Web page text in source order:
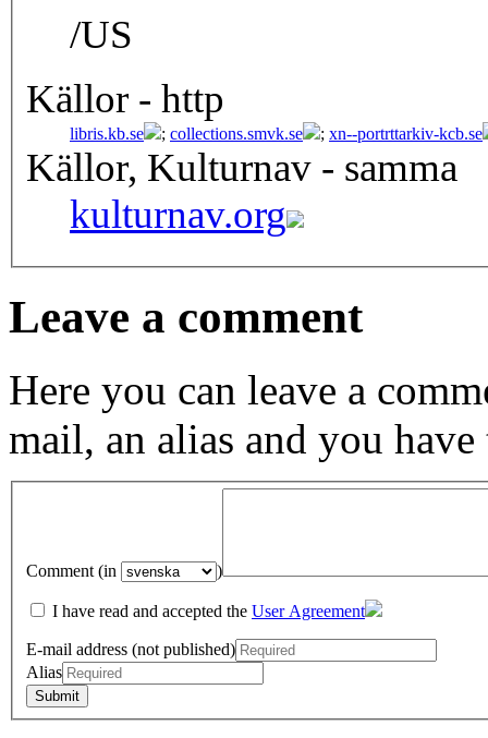
/US
Källor - http
libris.kb.se ; collections.smvk.se ; xn--portrttarkiv-kcb.se
Källor, Kulturnav - samma
kulturnav.org
Leave a comment
Here you can leave a
mail, an alias and you have
Comment (in )
I have read and accepted the User Agreement
E-mail address (not published)
Alias